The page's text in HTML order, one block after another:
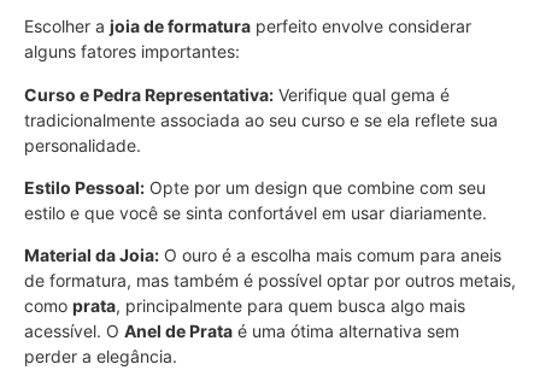
Escolher a joia de formatura perfeito envolve considerar
alguns fatores importantes:
Curso e Pedra Representativa: Verifique qual gema é
tradicionalmente associada ao seu curso e se ela reflete sua
personalidade.
Estilo Pessoal: Opte por um design que combine com seu
estilo e que você se sinta confortável em usar diariamente.
Material da Joia: O ouro é a escolha mais comum para aneis
de formatura, mas também é possível optar por outros metais,
como prata, principalmente para quem busca algo mais
acessível. O Anel de Prata é uma ótima alternativa sem
perder a elegância.